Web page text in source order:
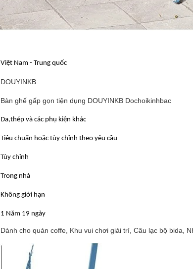
Việt Nam - Trung quốc
DOUYINKB
Bàn ghế gấp gọn tiện dụng DOUYINKB Dochoikinhbac
Da,thép và các phụ kiện khác
Tiêu chuẩn hoặc tùy chỉnh theo yêu cầu
Tùy chỉnh
Trong nhà
Không giới hạn
1 Năm 19 ngày
Dành cho quán coffe, Khu vui chơi giải trí, Câu lạc bộ bida,